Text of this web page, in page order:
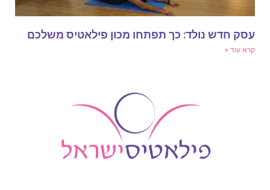
חדש נולד: כך תפתחו מכון פילאטיס משלכם
עוד »